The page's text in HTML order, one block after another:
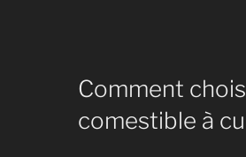
Comment
comestible à